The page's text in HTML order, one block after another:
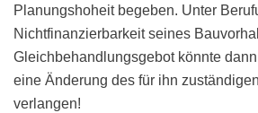
Planungshoheit begeben. Unter
Nichtfinanzierbarkeit seines
Gleichbehandlungsgebot könnte
eine Änderung des für ihn
verlangen!